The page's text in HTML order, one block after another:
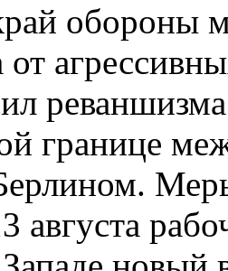
обороны
от
границе
августа